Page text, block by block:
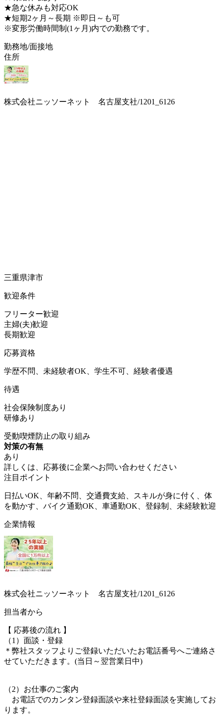
★急な休みも対応OK
★短期2ヶ月～長期 ※即日～も可
※変形労働時間制(1ヶ月)内での勤務です。
勤務地/面接地
住所
株式会社ニッソーネット 名古屋支社/1201_6126
三重県津市
歓迎条件
フリーター歓迎
主婦(夫)歓迎
長期歓迎
応募資格
学歴不問、未経験者OK、学生不可、経験者優遇
待遇
社会保険制度あり
研修あり
受動喫煙防止の取り組み
対策の有無
あり
詳しくは、応募後に企業へお問い合わせください
注目ポイント
日払いOK、年齢不問、交通費支給、スキルが身に付く、体
を動かす、バイク通勤OK、車通勤OK、登録制、未経験歓迎
企業情報
株式会社ニッソーネット 名古屋支社/1201_6126
担当者から
【 応募後の流れ 】
（1）面談・登録
＊弊社スタッフよりご登録いただいたお電話番号へご連絡さ
せていただきます。(当日～翌営業日中)
（2）お仕事のご案内
お電話でのカンタン登録面談や来社登録面談を実施してお
ります。